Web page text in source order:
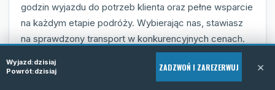
godzin wyjazdu do potrzeb klienta oraz pełne wsparcie
na każdym etapie podróży. Wybierając nas, stawiasz
na sprawdzony transport w konkurencyjnych cenach.
Nasze doświadczenie pozwala na realizację usługi
door-to-door w sposób szybki i skuteczny, z dużym
Wyjazd:dzisiaj
Powrót:dzisiaj ZADZWOŃ I ZAREZERWUJ ×